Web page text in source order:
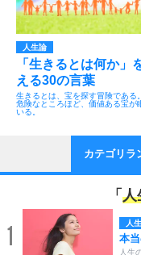
人生論
「生きるとは何か」
える30の言葉
生きるとは、宝を探す冒険である。
危険なところほど、価値ある宝が
いる。
カテゴリラ
「 人
1 人
本当
人生